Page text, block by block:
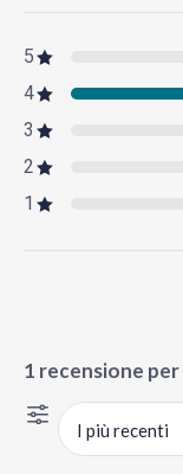
5
4
3
2
1
1 recensione per
I più recenti